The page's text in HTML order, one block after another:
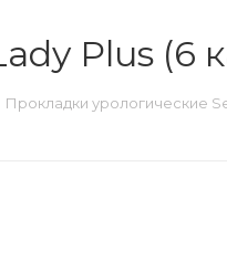
Plus (6
Прокладки урологические